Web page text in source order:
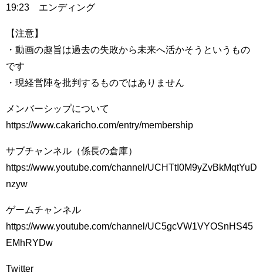
19:23 エンディング
【注意】
・動画の趣旨は過去の失敗から未来へ活かそうというもの
です
・現経営陣を批判するものではありません
メンバーシップについて
https://www.cakaricho.com/entry/membership
サブチャンネル（係長の倉庫）
https://www.youtube.com/channel/UCHTtI0M9yZvBkMqtYuD
nzyw
ゲームチャンネル
https://www.youtube.com/channel/UC5gcVW1VYOSnHS45
EMhRYDw
Twitter